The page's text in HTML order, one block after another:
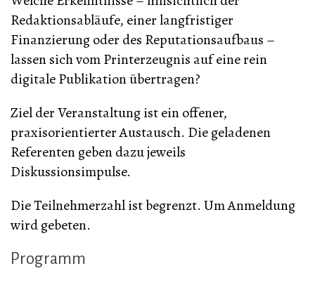
Redaktionsabläufe, einer langfristiger
Finanzierung oder des Reputationsaufbaus –
lassen sich vom Printerzeugnis auf eine rein
digitale Publikation übertragen?
Ziel der Veranstaltung ist ein offener,
praxisorientierter Austausch. Die geladenen
Referenten geben dazu jeweils
Diskussionsimpulse.
Die Teilnehmerzahl ist begrenzt. Um Anmeldung
wird gebeten.
Programm